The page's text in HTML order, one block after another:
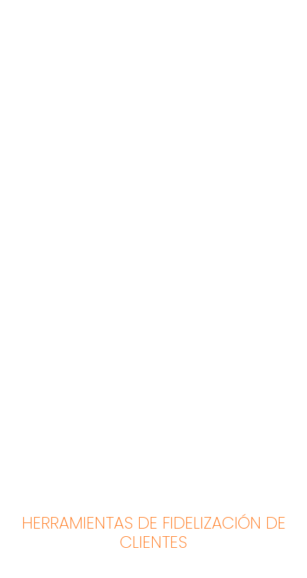
HERRAMIENTAS DE FIDELIZACIÓN DE
CLIENTES